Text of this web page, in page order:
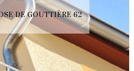
DE GOUTTIÈRE 62